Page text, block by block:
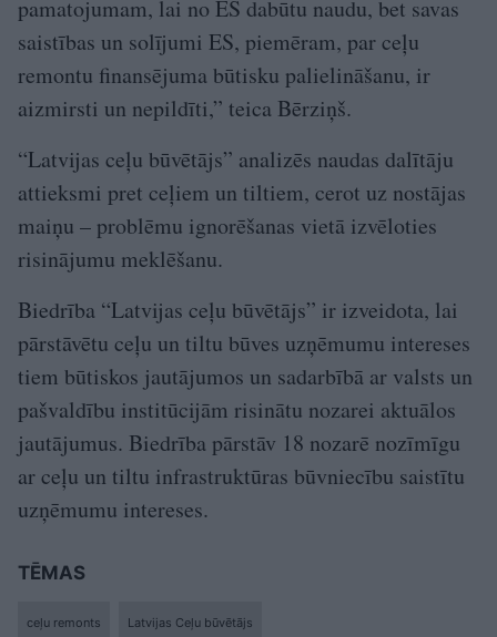
pamatojumam, lai no ES dabūtu naudu, bet savas
saistības un solījumi ES, piemēram, par ceļu
remontu finansējuma būtisku palielināšanu, ir
aizmirsti un nepildīti,” teica Bērziņš.
“Latvijas ceļu būvētājs” analizēs naudas dalītāju
attieksmi pret ceļiem un tiltiem, cerot uz nostājas
maiņu – problēmu ignorēšanas vietā izvēloties
risinājumu meklēšanu.
Biedrība “Latvijas ceļu būvētājs” ir izveidota, lai
pārstāvētu ceļu un tiltu būves uzņēmumu intereses
tiem būtiskos jautājumos un sadarbībā ar valsts un
pašvaldību institūcijām risinātu nozarei aktuālos
jautājumus. Biedrība pārstāv 18 nozarē nozīmīgu
ar ceļu un tiltu infrastruktūras būvniecību saistītu
uzņēmumu intereses.
TĒMAS
ceļu remonts Latvijas Ceļu būvētājs